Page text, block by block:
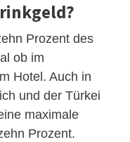
Prozent des
ob im
Hotel. Auch in
und der Türkei
maximale
Prozent.